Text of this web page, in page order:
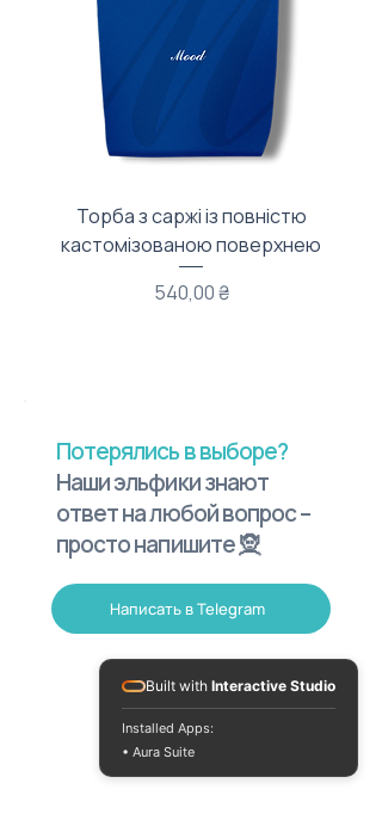
Торба з саржі із повністю
кастомізованою поверхнею
Цена
540,00 ₴
Потерялись в выборе?
Наши эльфики знают
ответ на любой вопрос –
просто напишите 🧝
Написать в Telegram
Built with Interactive Studio
Installed Apps:
• Aura Suite